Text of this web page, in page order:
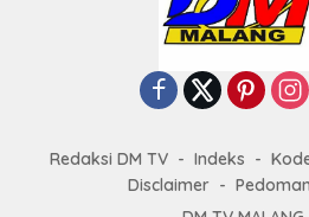
Redaksi DM TV Indeks
Disclaimer